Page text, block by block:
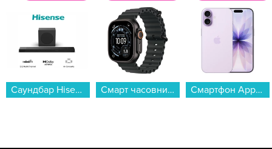
Саундбар Hisense AX3120Q... Смарт часовник Apple Watch Ultra 3 49mm Black/Black Ocean Band mf0j4 , 1.98... Смартфон Apple iPhone 17 512GB Lavender mg6u4 , 512 GB, 8 GB...